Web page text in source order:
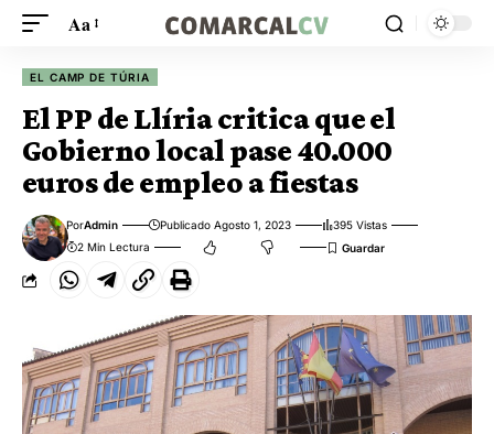
Aa
EL CAMP DE TÚRIA
El PP de Llíria critica que el
Gobierno local pase 40.000
euros de empleo a fiestas
PorAdmin Publicado Agosto 1, 2023
395 Vistas
2 Min Lectura